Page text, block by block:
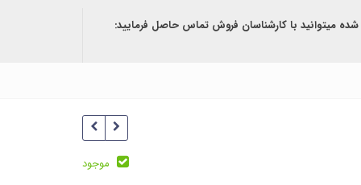
میتوانید با کارشناسان فروش تماس حاصل فرمایید:
موجود